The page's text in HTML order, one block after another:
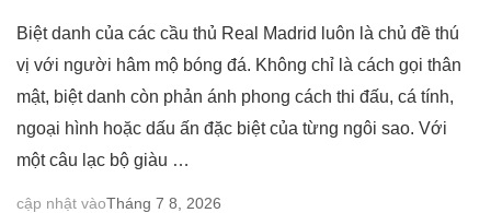
Biệt danh của các cầu thủ Real Madrid luôn là chủ đề thú
vị với người hâm mộ bóng đá. Không chỉ là cách gọi thân
mật, biệt danh còn phản ánh phong cách thi đấu, cá tính,
ngoại hình hoặc dấu ấn đặc biệt của từng ngôi sao. Với
một câu lạc bộ giàu …
cập nhật vàoTháng 7 8, 2026